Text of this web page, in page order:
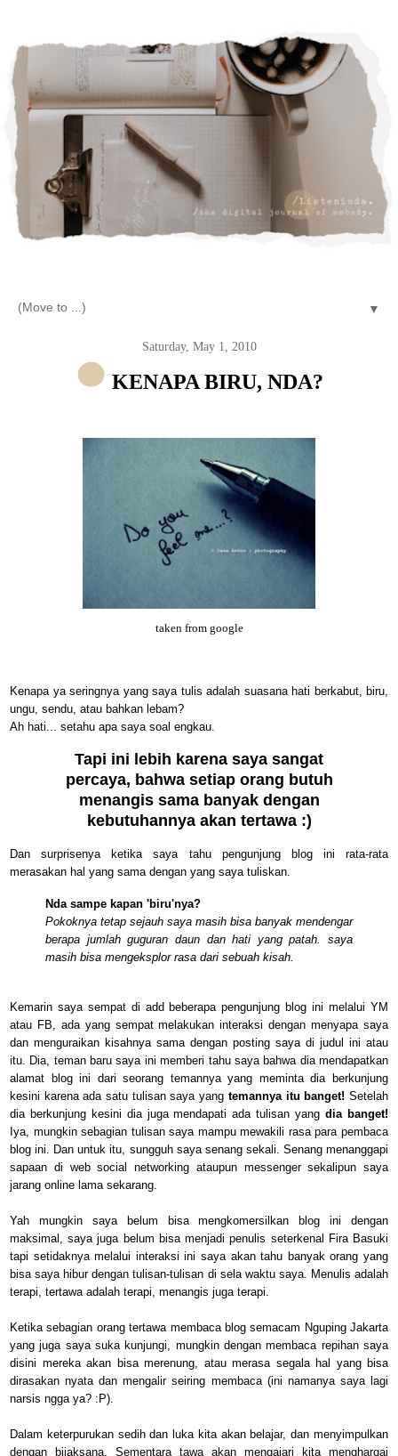
▼
Saturday, May 1, 2010
KENAPA BIRU, NDA?
taken from google
Kenapa ya seringnya yang saya tulis adalah suasana hati berkabut, biru,
ungu, sendu, atau bahkan lebam?
Ah hati... setahu apa saya soal engkau.
Tapi ini lebih karena saya sangat
percaya, bahwa setiap orang butuh
menangis sama banyak dengan
kebutuhannya akan tertawa :)
Dan surprisenya ketika saya tahu pengunjung blog ini rata-rata
merasakan hal yang sama dengan yang saya tuliskan.
Nda sampe kapan 'biru'nya?
Pokoknya tetap sejauh saya masih bisa banyak mendengar
berapa jumlah guguran daun dan hati yang patah. saya
masih bisa mengeksplor rasa dari sebuah kisah.
Kemarin saya sempat di add beberapa pengunjung blog ini melalui YM
atau FB, ada yang sempat melakukan interaksi dengan menyapa saya
dan menguraikan kisahnya sama dengan posting saya di judul ini atau
itu. Dia, teman baru saya ini memberi tahu saya bahwa dia mendapatkan
alamat blog ini dari seorang temannya yang meminta dia berkunjung
kesini karena ada satu tulisan saya yang temannya itu banget! Setelah
dia berkunjung kesini dia juga mendapati ada tulisan yangdia banget!
Iya, mungkin sebagian tulisan saya mampu mewakili rasa para pembaca
blog ini. Dan untuk itu, sungguh saya senang sekali. Senang menanggapi
sapaan di web social networking ataupun messenger sekalipun saya
jarang online lama sekarang.
Yah mungkin saya belum bisa mengkomersilkan blog ini dengan
maksimal, saya juga belum bisa menjadi penulis seterkenal Fira Basuki
tapi setidaknya melalui interaksi ini saya akan tahu banyak orang yang
bisa saya hibur dengan tulisan-tulisan di sela waktu saya. Menulis adalah
terapi, tertawa adalah terapi, menangis juga terapi.
Ketika sebagian orang tertawa membaca blog semacam Nguping Jakarta
yang juga saya suka kunjungi, mungkin dengan membaca repihan saya
disini mereka akan bisa merenung, atau merasa segala hal yang bisa
dirasakan nyata dan mengalir seiring membaca (ini namanya saya lagi
narsis ngga ya? :P).
Dalam keterpurukan sedih dan luka kita akan belajar, dan menyimpulkan
dengan bijaksana. Sementara tawa akan mengajari kita menghargai